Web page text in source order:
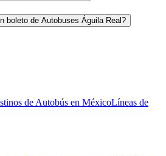
boleto de Autobuses Águila Real?
de Autobús en MéxicoLíneas de